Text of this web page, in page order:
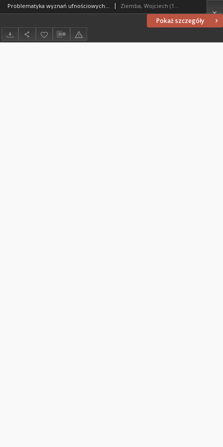
Pokaż szczegóły
Problematyka wyznań ufnościowych w lamentacjach indywidualnych Psałterza Ziemba, Wojciech (1941- )